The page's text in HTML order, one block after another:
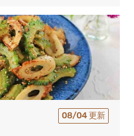
08/04 更新